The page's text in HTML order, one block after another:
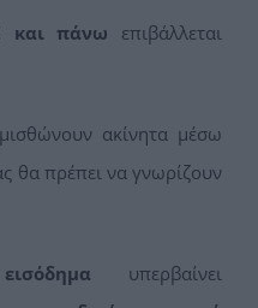
και πάνω επιβάλλεται
ακίνητα μέσω
θα πρέπει να γνωρίζουν
υπερβαίνει